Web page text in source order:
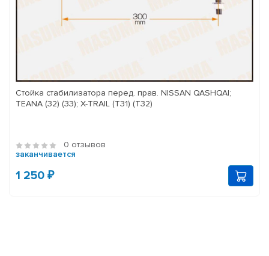
Стойка стабилизатора перед. прав. NISSAN QASHQAI;
TEANA (32) (33); X-TRAIL (T31) (T32)
0 отзывов
заканчивается
1 250 ₽